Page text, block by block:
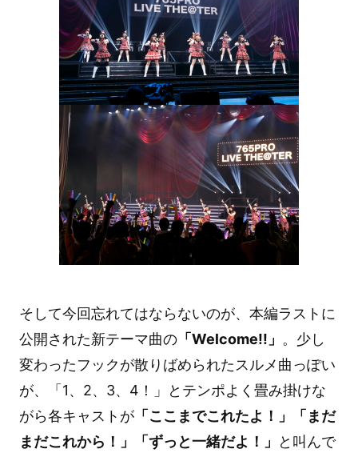
そして今回忘れてはならないのが、本編ラストに
公開された新テーマ曲の「Welcome!!」 。少し
変わったフックが散りばめられたスルメ曲っぽい
が、「1、2、3、4！」とテンポよく畳み掛けな
がら各キャストが「ここまでこれたよ！」「まだ
まだこれから！」「ずっと一緒だよ！」
と叫んで